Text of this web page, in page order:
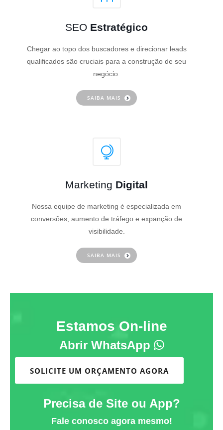
SEO Estratégico
Chegar ao topo dos buscadores e direcionar leads
qualificados são cruciais para a construção de seu
negócio.
SAIBA MAIS
Marketing Digital
Nossa equipe de marketing é especializada em
conversões, aumento de tráfego e expanção de
visibilidade.
SAIBA MAIS
Estamos On-line
Abrir WhatsApp
SOLICITE UM ORÇAMENTO AGORA
Precisa de Site ou App?
Fale conosco agora mesmo!